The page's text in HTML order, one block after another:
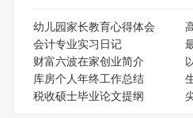
幼儿园家长教育心得体会
会计专业实习日记
财富六波在家创业简介
库房个人年终工作总结
税收硕士毕业论文提纲